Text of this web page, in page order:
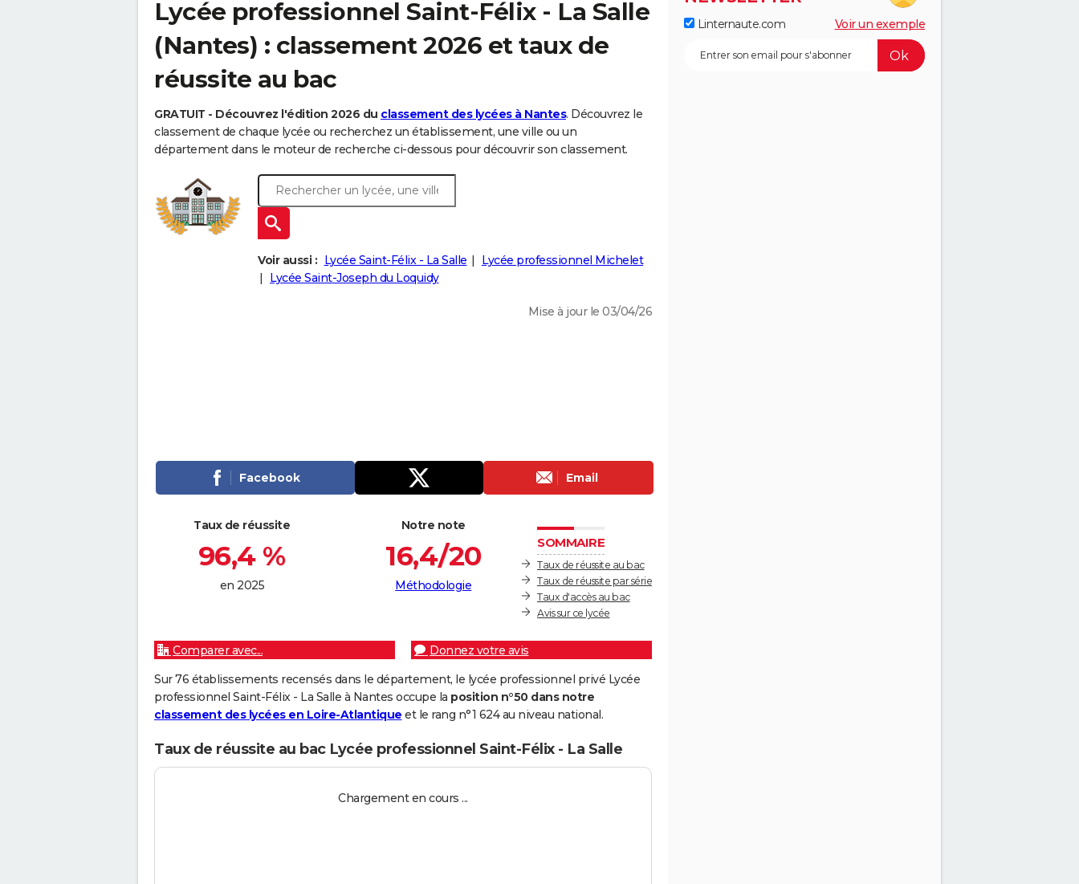
Lycée professionnel Saint-Félix - La Salle
(Nantes) : classement 2026 et taux de
réussite au bac
GRATUIT - Découvrez l'édition 2026 du classement des lycées à Nantes. Découvrez le
classement de chaque lycée ou recherchez un établissement, une ville ou un
département dans le moteur de recherche ci-dessous pour découvrir son classement.
Voir aussi : Lycée Saint-Félix - La Salle
Lycée professionnel Michelet
Lycée Saint-Joseph du Loquidy
Mise à jour le 03/04/26
Facebook Email
SOMMAIRE
Taux de réussite au bac
Taux de réussite par série
Taux d'accès au bac
Avis sur ce lycée
Taux de réussite
96,4 %
en 2025
Notre note
16,4/20
Méthodologie
Comparer avec...
Donnez votre avis
Sur 76 établissements recensés dans le département, le lycée professionnel privé Lycée
professionnel Saint-Félix - La Salle à Nantes occupe la position n°50 dans notre
classement des lycées en Loire-Atlantique et le rang n°1 624 au niveau national.
Taux de réussite au bac Lycée professionnel Saint-Félix - La Salle
Chargement en cours ...
Linternaute.com Voir un exemple